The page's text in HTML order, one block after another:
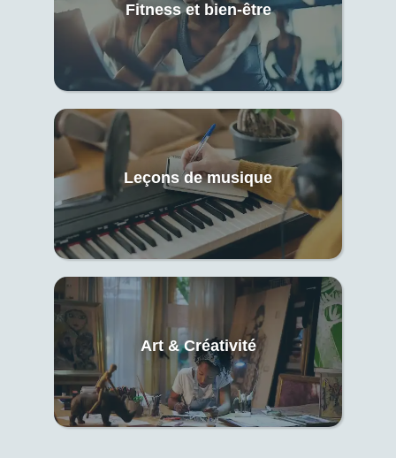
Fitness et bien-être
Leçons de musique
Art & Créativité